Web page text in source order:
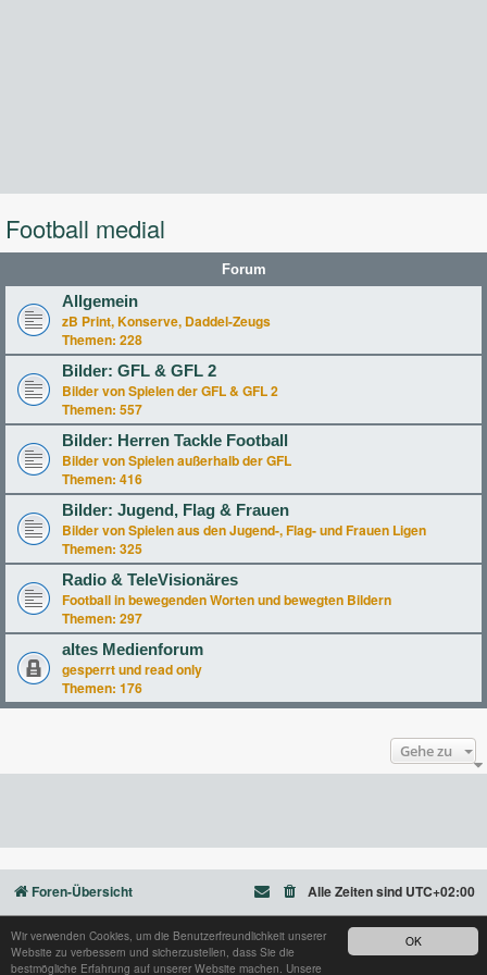
OK
Wir verwenden Cookies, um die Benutzerfreundlichkeit unserer
Website zu verbessern und sicherzustellen, dass Sie die
bestmögliche Erfahrung auf unserer Website machen. Unsere
Football medial
Forum
Allgemein
zB Print, Konserve, Daddel-Zeugs
Themen: 228
Bilder: GFL & GFL 2
Bilder von Spielen der GFL & GFL 2
Themen: 557
Bilder: Herren Tackle Football
Bilder von Spielen außerhalb der GFL
Themen: 416
Bilder: Jugend, Flag & Frauen
Bilder von Spielen aus den Jugend-, Flag- und Frauen Ligen
Themen: 325
Radio & TeleVisionäres
Football in bewegenden Worten und bewegten Bildern
Themen: 297
altes Medienforum
gesperrt und read only
Themen: 176
Gehe zu
Foren-Übersicht Alle Zeiten sind UTC+02:00
Powered byphpBB® Forum Software © phpBB Limited